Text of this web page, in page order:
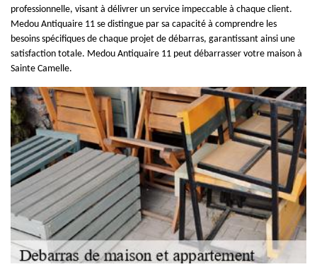
professionnelle, visant à délivrer un service impeccable à chaque client.
Medou Antiquaire 11 se distingue par sa capacité à comprendre les
besoins spécifiques de chaque projet de débarras, garantissant ainsi une
satisfaction totale. Medou Antiquaire 11 peut débarrasser votre maison à
Sainte Camelle.